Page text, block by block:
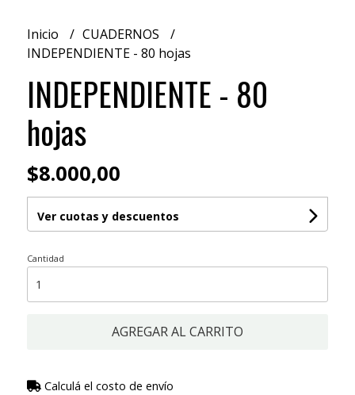
Inicio
CUADERNOS
INDEPENDIENTE - 80 hojas
INDEPENDIENTE - 80
hojas
$8.000,00
Ver cuotas y descuentos
Cantidad
AGREGAR AL CARRITO
Calculá el costo de envío